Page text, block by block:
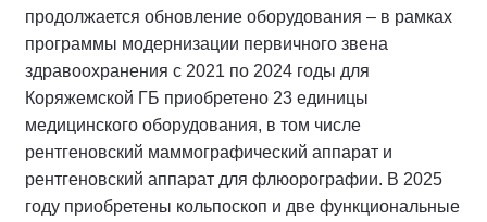
продолжается обновление оборудования – в рамках
программы модернизации первичного звена
здравоохранения с 2021 по 2024 годы для
Коряжемской ГБ приобретено 23 единицы
медицинского оборудования, в том числе
рентгеновский маммографический аппарат и
рентгеновский аппарат для флюорографии. В 2025
году приобретены кольпоскоп и две функциональные